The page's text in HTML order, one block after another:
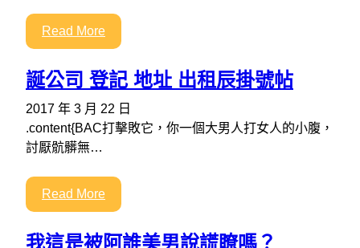
Read More
誕公司 登記 地址 出租辰掛號帖
2017 年 3 月 22 日
.content{BAC打擊敗它，你一個大男人打女人的小腹，
討厭骯髒無…
Read More
我這是被阿誰美男說謊瞭嗎？